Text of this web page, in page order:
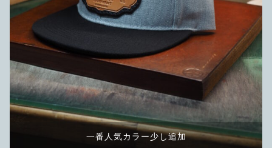
一番人気カラー少し追加